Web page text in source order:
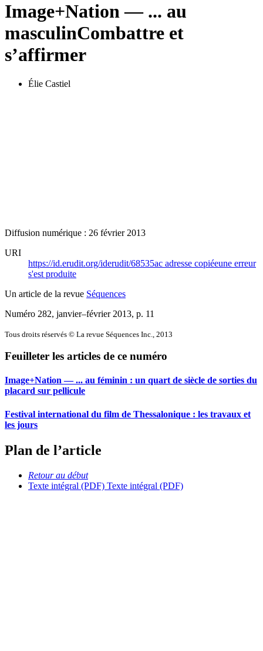
Image+Nation — ... au
masculinCombattre et
s’affirmer
Élie Castiel
Diffusion numérique : 26 février 2013
URI
https://id.erudit.org/iderudit/68535ac adresse copiéeune erreur
s'est produite
Un article de la revue Séquences
Numéro 282, janvier–février 2013, p. 11
Tous droits réservés © La revue Séquences Inc., 2013
Feuilleter les articles de ce numéro
Image+Nation — ... au féminin : un quart de siècle de sorties du
placard sur pellicule
Festival international du film de Thessalonique : les travaux et
les jours
Plan de l’article
Retour au début
Texte intégral (PDF) Texte intégral (PDF)